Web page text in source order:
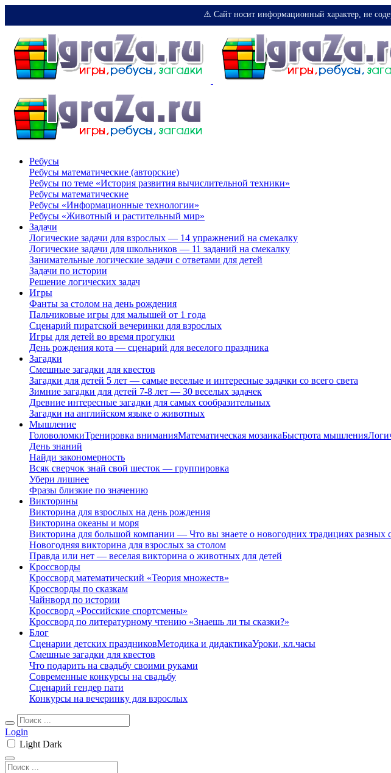
⚠️ Сайт носит информационный характер, не
Ребусы
Ребусы математические (авторские)
Ребусы по теме «История развития вычислительной техники»
Ребусы математические
Ребусы «Информационные технологии»
Ребусы «Животный и растительный мир»
Задачи
Логические задачи для взрослых — 14 упражнений на смекалку
Логические задачи для школьников — 11 заданий на смекалку
Занимательные логические задачи с ответами для детей
Задачи по истории
Решение логических задач
Игры
Фанты за столом на день рождения
Пальчиковые игры для малышей от 1 года
Сценарий пиратской вечеринки для взрослых
Игры для детей во время прогулки
День рождения кота — сценарий для веселого праздника
Загадки
Смешные загадки для квестов
Загадки для детей 5 лет — самые веселые и интересные задачки со всего света
Зимние загадки для детей 7-8 лет — 30 веселых задачек
Древние интересные загадки для самых сообразительных
Загадки на английском языке о животных
Мышление
ГоловоломкиТренировка вниманияМатематическая мозаикаБыстрота мышления
День знаний
Найди закономерность
Всяк сверчок знай свой шесток — группировка
Убери лишнее
Фразы близкие по значению
Викторины
Викторина для взрослых на день рождения
Викторина океаны и моря
Викторина для большой компании — Что вы знаете о новогодних традициях разных
Новогодняя викторина для взрослых за столом
Правда или нет — веселая викторина о животных для детей
Кроссворды
Кроссворд математический «Теория множеств»
Кроссворды по сказкам
Чайнворд по истории
Кроссворд «Российские спортсмены»
Кроссворд по литературному чтению «Знаешь ли ты сказки?»
Блог
Сценарии детских праздниковМетодика и дидактикаУроки, кл.часы
Смешные загадки для квестов
Что подарить на свадьбу своими руками
Современные конкурсы на свадьбу
Сценарий гендер пати
Конкурсы на вечеринку для взрослых
Login
Light Dark